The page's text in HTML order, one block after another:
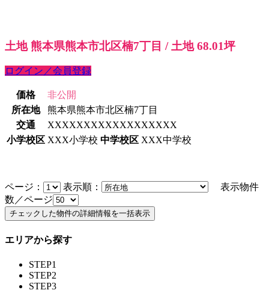
土地 熊本県熊本市北区楠7丁目 / 土地 68.01坪
ログイン／会員登録
価格
非公開
所在地
熊本県熊本市北区楠7丁目
交通
XXXXXXXXXXXXXXXXXX
小学校区 XXX小学校 中学校区 XXX中学校
ページ： 表示順：
表示物件
数／ページ
エリアから探す
STEP1
STEP2
STEP3